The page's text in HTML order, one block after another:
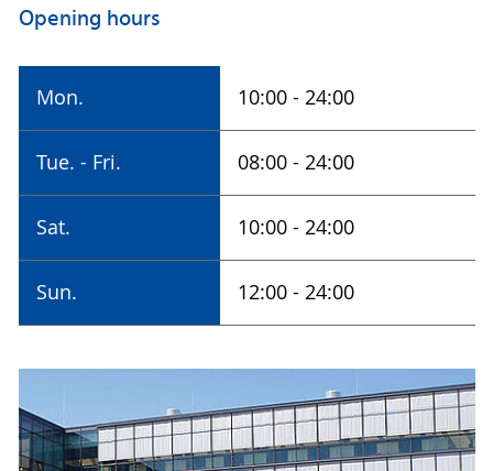
Tel.: +49 381 498-8754
sondersammlungen
Opening hours
Mon. 10:00 - 24:00
Tue. - Fri. 08:00 - 24:00
Sat. 10:00 - 24:00
Sun. 12:00 - 24:00